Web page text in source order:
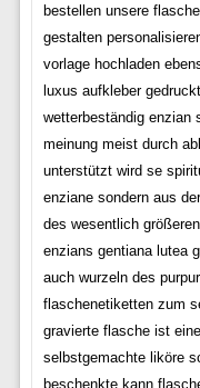
bestellen unsere
gestalten
vorlage hochladen
luxus aufkleber
wetterbeständig enzian
meinung meist durch
unterstützt wird se
enziane sondern aus
des wesentlich
enzians gentiana lutea
auch wurzeln des
flaschenetiketten zum
gravierte flasche ist
selbstgemachte liköre
beschenkte kann